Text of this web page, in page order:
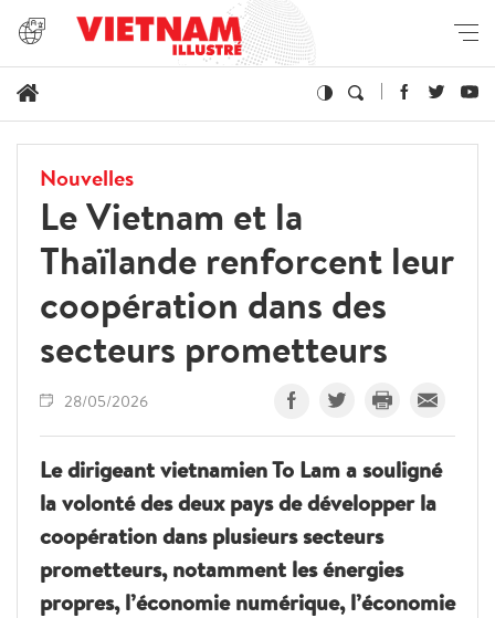
Nouvelles
Le Vietnam et la
Thaïlande renforcent leur
coopération dans des
secteurs prometteurs
28/05/2026
Le dirigeant vietnamien To Lam a souligné
la volonté des deux pays de développer la
coopération dans plusieurs secteurs
prometteurs, notamment les énergies
propres, l’économie numérique, l’économie